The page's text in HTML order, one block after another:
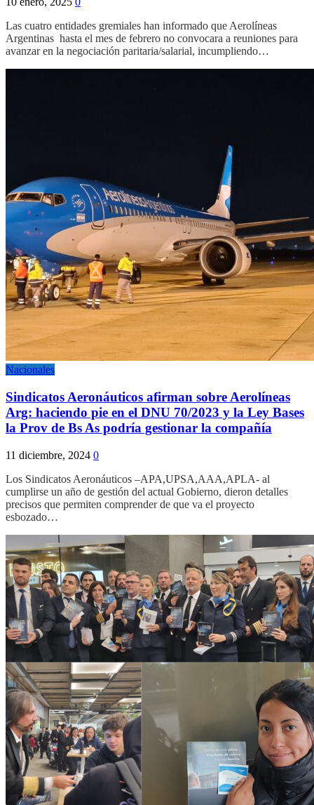
Las cuatro entidades gremiales han informado que Aerolíneas
Argentinas hasta el mes de febrero no convocara a reuniones para
avanzar en la negociación paritaria/salarial, incumpliendo…
Nacionales
Sindicatos Aeronáuticos afirman sobre Aerolíneas
Arg: haciendo pie en el DNU 70/2023 y la Ley Bases
la Prov de Bs As podría gestionar la compañía
11 diciembre, 2024 0
Los Sindicatos Aeronáuticos –APA,UPSA,AAA,APLA- al
cumplirse un año de gestión del actual Gobierno, dieron detalles
precisos que permiten comprender de que va el proyecto
esbozado…